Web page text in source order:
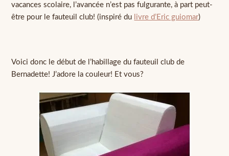
vacances scolaire, l’avancée n’est pas fulgurante, à part peut-
être pour le fauteuil club! (inspiré du livre d’Eric guiomar)
Voici donc le début de l’habillage du fauteuil club de
Bernadette! J’adore la couleur! Et vous?